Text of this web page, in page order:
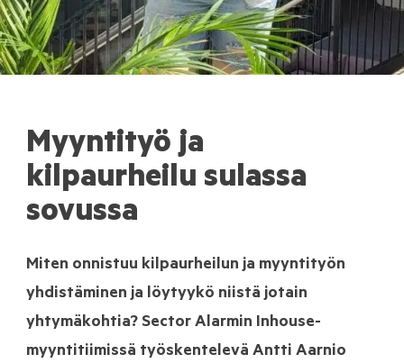
Myyntityö ja
kilpaurheilu sulassa
sovussa
Miten onnistuu kilpaurheilun ja myyntityön
yhdistäminen ja löytyykö niistä jotain
yhtymäkohtia? Sector Alarmin Inhouse-
myyntitiimissä työskentelevä Antti Aarnio